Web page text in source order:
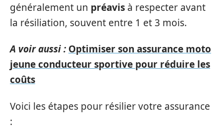
généralement un préavis à respecter avant
la résiliation, souvent entre 1 et 3 mois.
A voir aussi : Optimiser son assurance moto
jeune conducteur sportive pour réduire les
coûts
Voici les étapes pour résilier votre assurance
: